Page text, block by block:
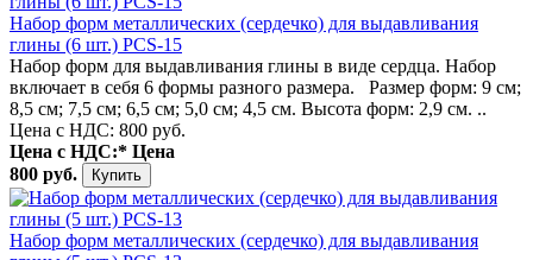
Набор форм металлических (сердечко) для выдавливания
глины (6 шт.) PCS-15
Набор форм для выдавливания глины в виде сердца. Набор
включает в себя 6 формы разного размера. Размер форм: 9 см;
8,5 см; 7,5 см; 6,5 см; 5,0 см; 4,5 см. Высота форм: 2,9 см. ..
Цена с НДС: 800 руб.
Цена с НДС:* Цена
800 руб.
Набор форм металлических (сердечко) для выдавливания